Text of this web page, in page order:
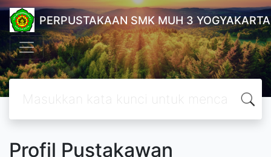
PERPUSTAKAAN SMK MUH 3 YOGYAKARTA
Profil Pustakawan